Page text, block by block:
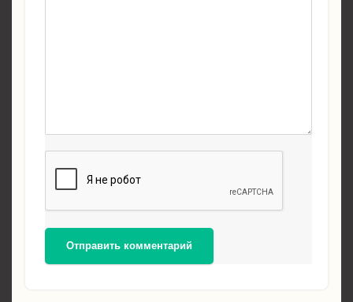
Отправить комментарий